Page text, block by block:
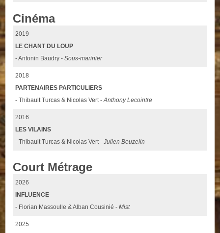
Cinéma
2019
LE CHANT DU LOUP
- Antonin Baudry -Sous-marinier
2018
PARTENAIRES PARTICULIERS
- Thibault Turcas & Nicolas Vert -Anthony Lecointre
2016
LES VILAINS
- Thibault Turcas & Nicolas Vert -Julien Beuzelin
Court Métrage
2026
INFLUENCE
- Florian Massoulle & Alban Cousinié -Mist
2025